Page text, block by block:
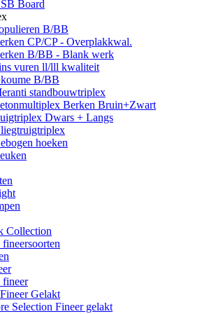
Board
B/BB
CP/CP - Overplakkwal.
B/BB - Blank werk
vuren ll/lll kwaliteit
B/BB
standbouwtriplex
Berken Bruin+Zwart
Dwars + Langs
hoeken
Collection
fineer
Gelakt
Selection Fineer gelakt